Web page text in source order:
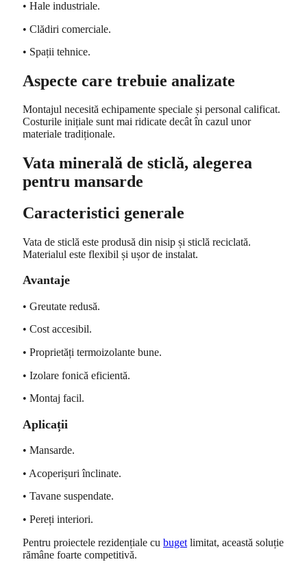
• Hale industriale.
• Clădiri comerciale.
• Spații tehnice.
Aspecte care trebuie analizate
Montajul necesită echipamente speciale și personal calificat.
Costurile inițiale sunt mai ridicate decât în cazul unor
materiale tradiționale.
Vata minerală de sticlă, alegerea
pentru mansarde
Caracteristici generale
Vata de sticlă este produsă din nisip și sticlă reciclată.
Materialul este flexibil și ușor de instalat.
Avantaje
• Greutate redusă.
• Cost accesibil.
• Proprietăți termoizolante bune.
• Izolare fonică eficientă.
• Montaj facil.
Aplicații
• Mansarde.
• Acoperișuri înclinate.
• Tavane suspendate.
• Pereți interiori.
Pentru proiectele rezidențiale cu buget limitat, această soluție
rămâne foarte competitivă.